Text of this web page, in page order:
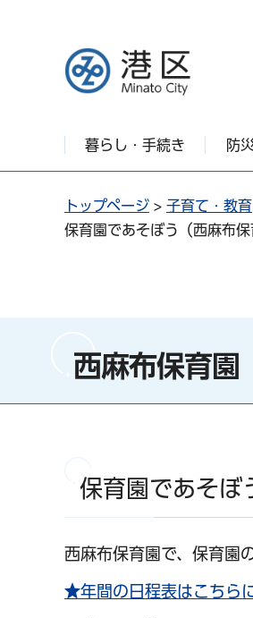
港区
暮らし・手続き 防
トップページ > 子育て・教育
保育園であそぼう（西麻布保
西麻布保育
保育園であそぼ
西麻布保育園で、保育園
★年間の日程表はこちら